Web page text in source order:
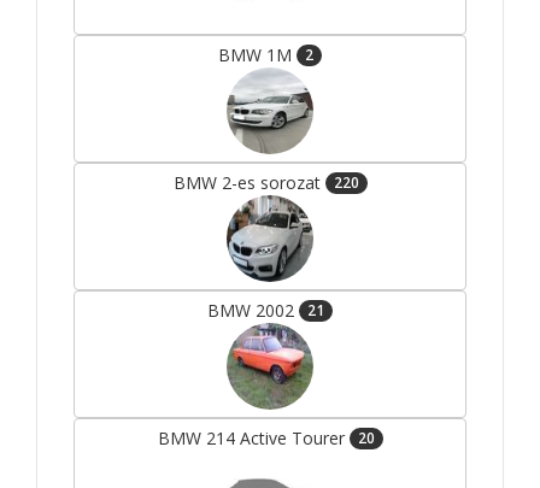
BMW 1M 2
BMW 2-es sorozat 220
BMW 2002 21
BMW 214 Active Tourer 20